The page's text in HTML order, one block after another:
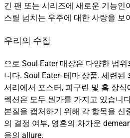
긴 팬 또는 시리즈에 새로운 기능인
스릴 넘치는 우주에 대한 사랑을 보
우리의 수집
으로 Soul Eater 매장은 다양한 범
니다. Soul Eater- 테마 상품. 세련된
서리에서 포스터, 피구린 및 홈 장
렉션은 모두 뭔가를 가지고 있습니
본질을 캡처하기 위해 각 항목을 신
의 결정 여부, 영혼의 차가운
음의 allure.